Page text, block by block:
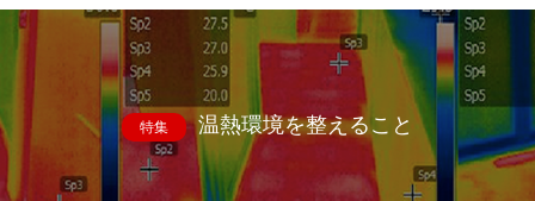
特集 温熱環境を整えること